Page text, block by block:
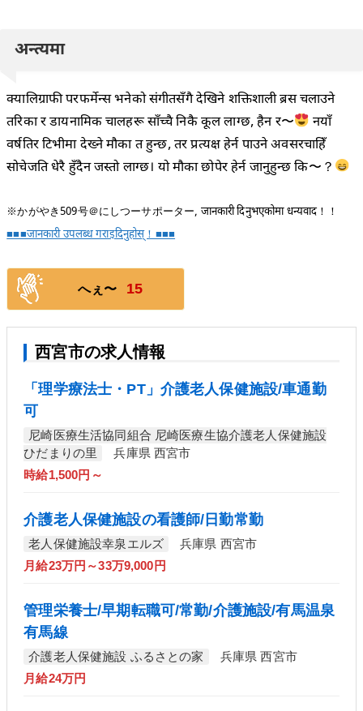
अन्त्यमा
क्यालिग्राफी परफर्मेन्स भनेको संगीतसँगै देखिने शक्तिशाली ब्रस चलाउने
तरिका र डायनामिक चालहरू साँच्चै निकै कूल लाग्छ, हैन र〜
नयाँ
वर्षतिर टिभीमा देख्ने मौका त हुन्छ, तर प्रत्यक्ष हेर्न पाउने अवसरचाहिँ
सोचेजति धेरै हुँदैन जस्तो लाग्छ। यो मौका छोपेर हेर्न जानुहुन्छ कि〜？
※かがやき509号＠にしつーサポーター, जानकारी दिनुभएकोमा धन्यवाद！！
■■■जानकारी उपलब्ध गराइदिनुहोस्！■■■
へぇ〜 15
西宮市の求人情報
「理学療法士・PT」介護老人保健施設/車通勤
可
尼崎医療生活協同組合 尼崎医療生協介護老人保健施設
ひだまりの里
兵庫県 西宮市
時給1,500円～
介護老人保健施設の看護師/日勤常勤
老人保健施設幸泉エルズ
兵庫県 西宮市
月給23万円～33万9,000円
管理栄養士/早期転職可/常勤/介護施設/有馬温泉
有馬線
介護老人保健施設 ふるさとの家
兵庫県 西宮市
月給24万円